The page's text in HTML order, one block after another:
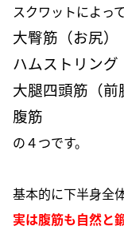
スクワットによっ
大臀筋（お尻）
ハムストリング
大腿四頭筋（前
腹筋
の４つです。
基本的に下半身全
実は腹筋も自然と